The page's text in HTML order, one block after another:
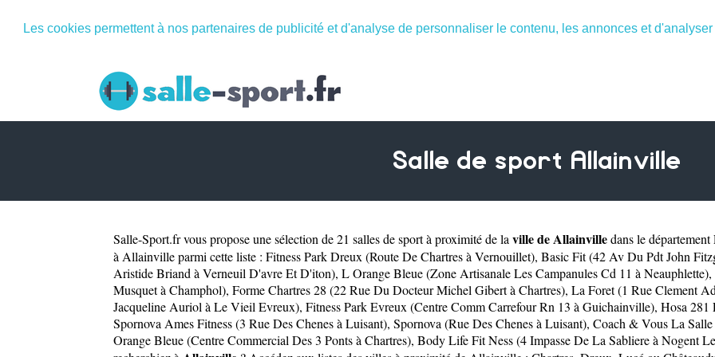
Les cookies permettent à nos partenaires de publicité et d'analyse de personnaliser le contenu, les annonces et
Salle de sport Allainville
Salle-Sport.frvous propose une sélection de 21 salles de sport à proximité de la ville de Allainvilledans le département
à Allainville parmi cette liste : Fitness Park Dreux (Route De Chartres à Vernouillet), Basic Fit (42 Av Du Pdt John
Aristide Briand à Verneuil D'avre Et D'iton), L Orange Bleue (Zone Artisanale Les Campanules Cd 11 à Neauphlette),
Musquet à Champhol), Forme Chartres 28 (22 Rue Du Docteur Michel Gibert à Chartres), La Foret (1 Rue Clement
Jacqueline Auriol à Le Vieil Evreux), Fitness Park Evreux (Centre Comm Carrefour Rn 13 à Guichainville), Hosa 281
Spornova Ames Fitness (3 Rue Des Chenes à Luisant), Spornova (Rue Des Chenes à Luisant), Coach & Vous La
Orange Bleue (Centre Commercial Des 3 Ponts à Chartres), Body Life Fit Ness (4 Impasse De La Sabliere à Nogent